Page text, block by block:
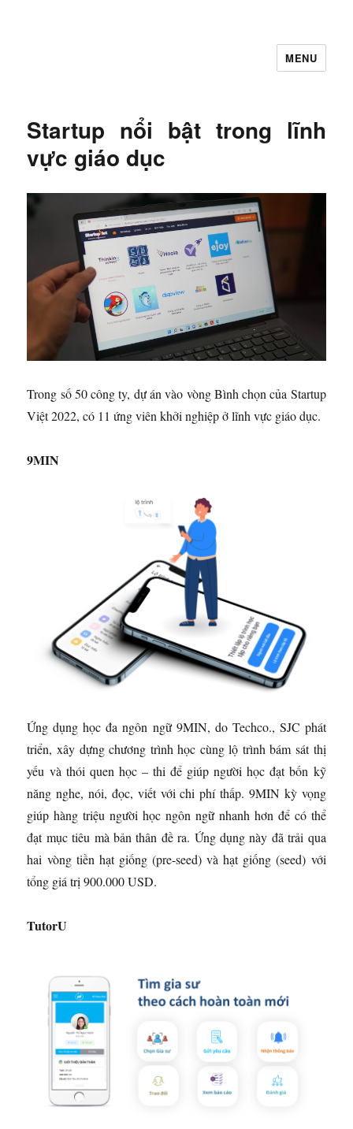
MENU
Startup nổi bật trong lĩnh
vực giáo dục
Trong số 50 công ty, dự án vào vòng Bình chọn của Startup
Việt 2022, có 11 ứng viên khởi nghiệp ở lĩnh vực giáo dục.
9MIN
Ứng dụng học đa ngôn ngữ 9MIN, do Techco., SJC phát
triển, xây dựng chương trình học cùng lộ trình bám sát thị
yếu và thói quen học – thi để giúp người học đạt bốn kỹ
năng nghe, nói, đọc, viết với chi phí thấp. 9MIN kỳ vọng
giúp hàng triệu người học ngôn ngữ nhanh hơn để có thể
đạt mục tiêu mà bản thân đề ra. Ứng dụng này đã trải qua
hai vòng tiền hạt giống (pre-seed) và hạt giống (seed) với
tổng giá trị 900.000 USD.
TutorU